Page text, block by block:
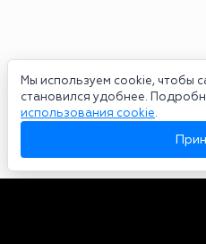
Мы используем cookie, чтобы
становился удобнее.
использования cookie.